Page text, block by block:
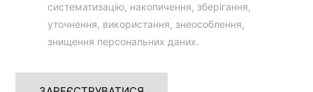
систематизацію, накопичення, зберігання,
уточнення, використання, знеособлення,
знищення персональних даних.